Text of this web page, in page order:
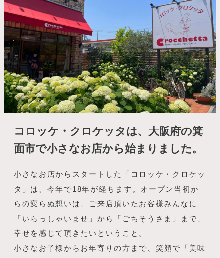
コロッケ・クロケッタは、大阪府の箕
面市で小さなお店から始まりました。
小さなお店からスタートした「コロッケ・クロケッ
タ」は、今年で18年が経ちます。オープン当初か
らの変らぬ想いは、ご来店頂いたお客様みんなに
「いらっしゃいませ」から「ごちそうさま」まで、
幸せを感じて頂きたいということ。
小さなお子様からお年寄りの方まで、笑顔で「美味